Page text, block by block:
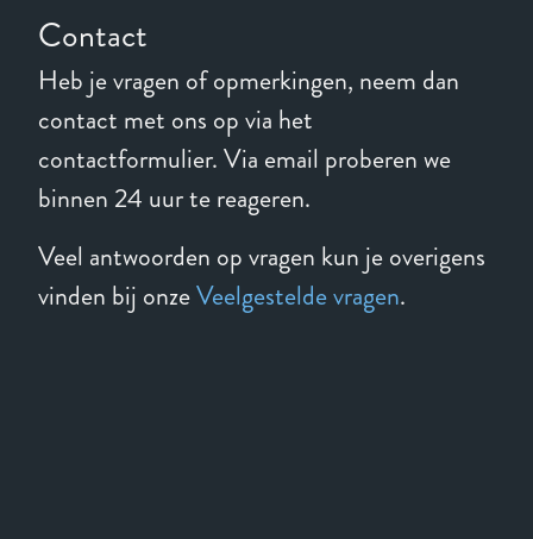
Contact
Heb je vragen of opmerkingen, neem dan
contact met ons op via het
contactformulier. Via email proberen we
binnen 24 uur te reageren.
Veel antwoorden op vragen kun je overigens
vinden bij onzeVeelgestelde vragen.